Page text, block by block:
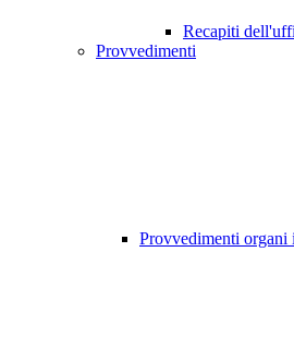
Recapiti
Provvedimenti
Provvedimenti